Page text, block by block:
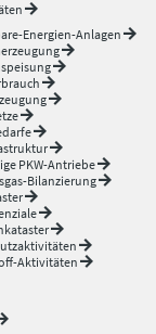
Energien-Anlagen
PKW-Antriebe
Bilanzierung
Aktivitäten